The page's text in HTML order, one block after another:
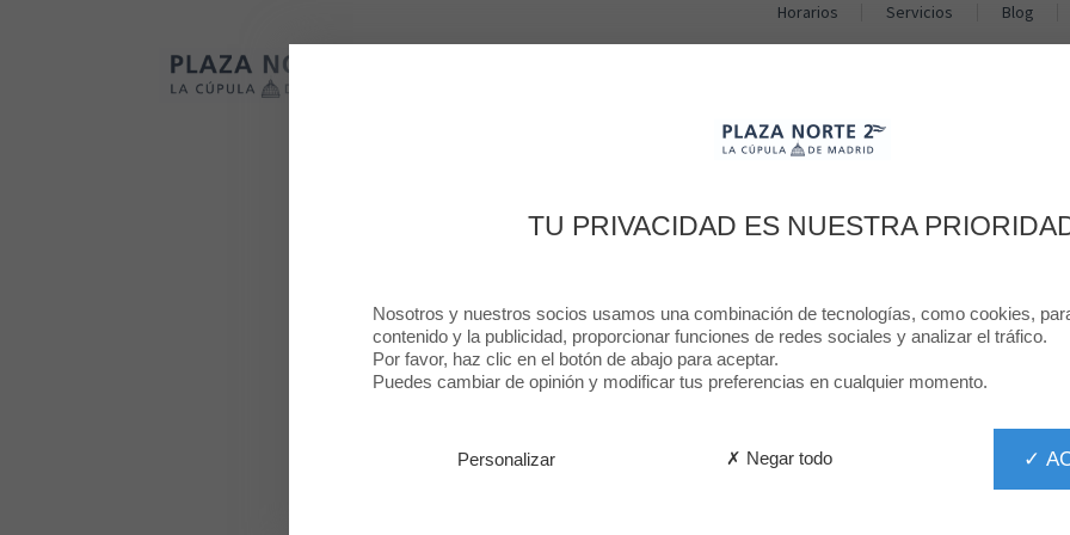
Horarios Servicios Blog
Plaza Norte 2
#Plaza Norte 2
Morbi vitae posuere odio. Aliquam suscipit quam eu metus lacinia, nec
TU PRIVACIDAD ES NUESTRA
Nosotros y nuestros socios usamos una combinación de tecnologías, como cookies,
contenido y la publicidad, proporcionar funciones de redes sociales y analizar el tráfico.
Por favor, haz clic en el botón de abajo para aceptar.
Puedes cambiar de opinión y modificar tus preferencias en cualquier momento.
✓
✗ Negar todo
Personalizar